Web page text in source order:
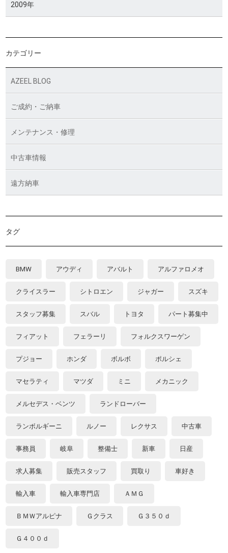
2009年
カテゴリー
AZEEL BLOG
ご成約・ご納車
メンテナンス・修理
中古車情報
遠方納車
タグ
BMW アウディ アバルト アルファロメオ
クライスラー シトロエン ジャガー スズキ
スタッフ募集 スバル トヨタ パート募集中
フィアット フェラーリ フォルクスワーゲン
プジョー ホンダ ボルボ ポルシェ
マセラティ マツダ ミニ メカニック
メルセデス・ベンツ ランドローバー
ランボルギーニ ルノー レクサス 中古車
事務員 岐阜 整備士 新車 日産
求人募集 販売スタッフ 買取り 車好き
輸入車 輸入車専門店 ＡＭＧ
ＢＭＷアルピナ Ｇクラス Ｇ３５０ｄ
Ｇ４００ｄ